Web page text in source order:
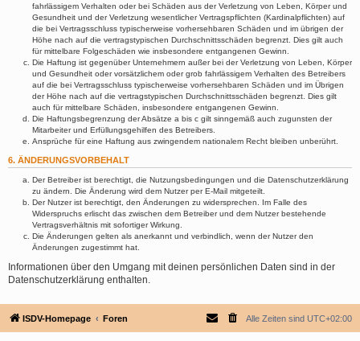
fahrlässigem Verhalten oder bei Schäden aus der Verletzung von Leben, Körper und
Gesundheit und der Verletzung wesentlicher Vertragspflichten (Kardinalpflichten) auf
die bei Vertragsschluss typischerweise vorhersehbaren Schäden und im übrigen der
Höhe nach auf die vertragstypischen Durchschnittsschäden begrenzt. Dies gilt auch
für mittelbare Folgeschäden wie insbesondere entgangenen Gewinn.
Die Haftung ist gegenüber Unternehmern außer bei der Verletzung von Leben, Körper
und Gesundheit oder vorsätzlichem oder grob fahrlässigem Verhalten des Betreibers
auf die bei Vertragsschluss typischerweise vorhersehbaren Schäden und im Übrigen
der Höhe nach auf die vertragstypischen Durchschnittsschäden begrenzt. Dies gilt
auch für mittelbare Schäden, insbesondere entgangenen Gewinn.
Die Haftungsbegrenzung der Absätze a bis c gilt sinngemäß auch zugunsten der
Mitarbeiter und Erfüllungsgehilfen des Betreibers.
Ansprüche für eine Haftung aus zwingendem nationalem Recht bleiben unberührt.
6. ÄNDERUNGSVORBEHALT
Der Betreiber ist berechtigt, die Nutzungsbedingungen und die Datenschutzerklärung
zu ändern. Die Änderung wird dem Nutzer per E-Mail mitgeteilt.
Der Nutzer ist berechtigt, den Änderungen zu widersprechen. Im Falle des
Widerspruchs erlischt das zwischen dem Betreiber und dem Nutzer bestehende
Vertragsverhältnis mit sofortiger Wirkung.
Die Änderungen gelten als anerkannt und verbindlich, wenn der Nutzer den
Änderungen zugestimmt hat.
Informationen über den Umgang mit deinen persönlichen Daten sind in der
Datenschutzerklärung enthalten.
ISDV-Homepage Foren Alle Zeiten sind UTC+02:00